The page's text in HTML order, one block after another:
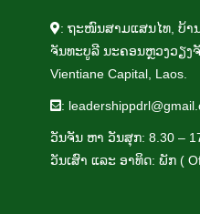
: ຖະ​ໜົນ​ສາມ​ແສນ​ໄທ, ບ້າ
ຈັນ​ທະ​ບູ​ລີ ນະ​ຄອນຫຼວ​ງວຽງ​ຈັ
Vientiane Capital, Laos.
:
ວັນ​ຈັນ ຫາ ວັນ​ສຸກ: 8.30 –
ວັນເສົາ ແລະ ອາ​ທິດ: ​ພັກ (